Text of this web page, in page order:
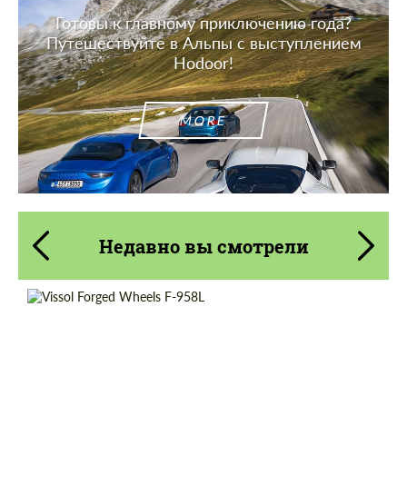
Готовы к главному приключению года?
Путешествуйте в Альпы с выступлением
Hodoor!
MORE
Недавно вы смотрели